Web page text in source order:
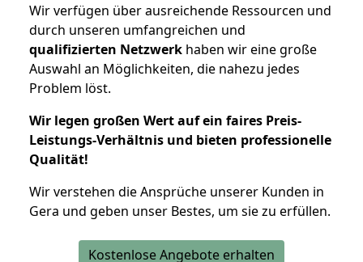
Wir verfügen über ausreichende Ressourcen und
durch unseren umfangreichen und
qualifizierten Netzwerk haben wir eine große
Auswahl an Möglichkeiten, die nahezu jedes
Problem löst.
Wir legen großen Wert auf ein faires Preis-
Leistungs-Verhältnis und bieten professionelle
Qualität!
Wir verstehen die Ansprüche unserer Kunden in
Gera und geben unser Bestes, um sie zu erfüllen.
Kostenlose Angebote erhalten